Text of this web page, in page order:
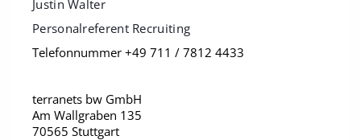
Justin Walter
Personalreferent Recruiting
Telefonnummer +49 711 / 7812 4433
terranets bw GmbH
Am Wallgraben 135
70565 Stuttgart